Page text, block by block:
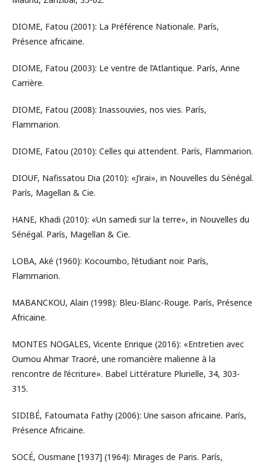
DIOME, Fatou (2001): La Préférence Nationale. París,
Présence africaine.
DIOME, Fatou (2003): Le ventre de l’Atlantique. París, Anne
Carrière.
DIOME, Fatou (2008): Inassouvies, nos vies. París,
Flammarion.
DIOME, Fatou (2010): Celles qui attendent. París, Flammarion.
DIOUF, Nafissatou Dia (2010): «J’irai», in Nouvelles du Sénégal.
París, Magellan & Cie.
HANE, Khadi (2010): «Un samedi sur la terre», in Nouvelles du
Sénégal. París, Magellan & Cie.
LOBA, Aké (1960): Kocoumbo, l’étudiant noir. París,
Flammarion.
MABANCKOU, Alain (1998): Bleu-Blanc-Rouge. París, Présence
Africaine.
MONTES NOGALES, Vicente Enrique (2016): «Entretien avec
Oumou Ahmar Traoré, une romancière malienne à la
rencontre de l’écriture». Babel Littérature Plurielle, 34, 303-
315.
SIDIBÉ, Fatoumata Fathy (2006): Une saison africaine. París,
Présence Africaine.
SOCÉ, Ousmane [1937] (1964): Mirages de Paris. París,